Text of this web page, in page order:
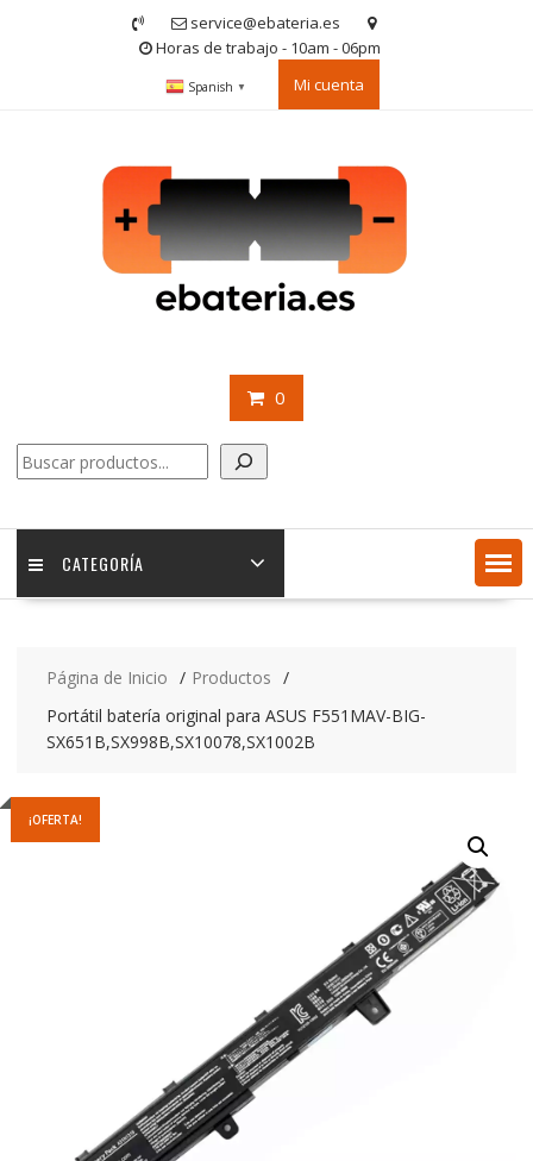
service@ebateria.es
Horas de trabajo - 10am - 06pm
Spanish ▼ Mi cuenta
0
Buscar
CATEGORÍA
Página de Inicio
Productos
Portátil batería original para ASUS F551MAV-BIG-
SX651B,SX998B,SX10078,SX1002B
¡OFERTA!